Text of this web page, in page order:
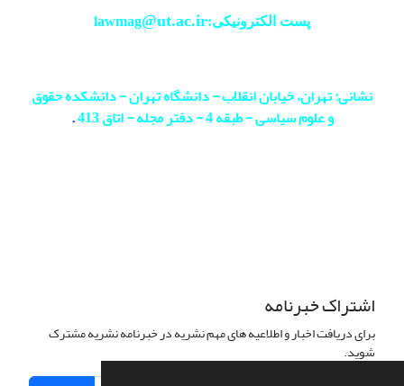
پست الکترونیکی:lawmag@ut.ac.ir
نشانی: تهران، خیابان انقلاب - دانشگاه تهران - دانشکده حقوق
و علوم سیاسی - طبقه 4 - دفتر مجله - اتاق 413
.
اشتراک خبرنامه
برای دریافت اخبار و اطلاعیه های مهم نشریه در خبرنامه نشریه مشترک
شوید.